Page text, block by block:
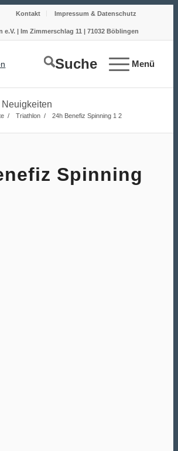
Kontakt Impressum & Datenschutz
e.V. | Im Zimmerschlag 11 | 71032 Böblingen
Suche Menü
1
/ Triathlon 2
/ 24h Benefiz Spinning
Spinning